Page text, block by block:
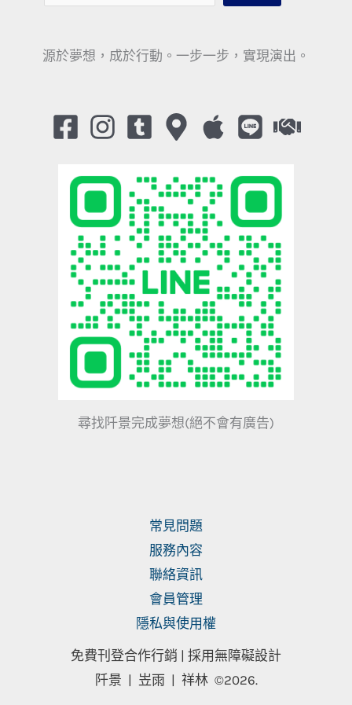
源於夢想，成於行動。一步一步，實現演出。
尋找阡景完成夢想(絕不會有廣告)
常見問題
服務內容
聯絡資訊
會員管理
隱私與使用權
免費刊登合作行銷 | 採用無障礙設計
阡景 | 岦雨 | 祥林 ©2026.